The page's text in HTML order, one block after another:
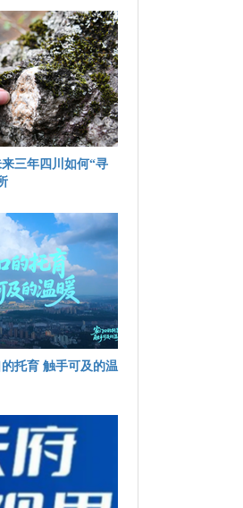
三年四川如何“寻
托育 触手可及的温